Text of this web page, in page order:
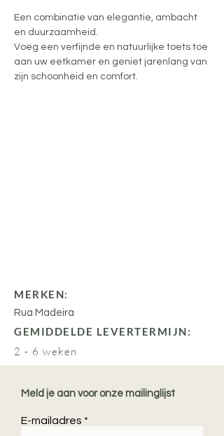
Een combinatie van elegantie, ambacht
en duurzaamheid.
Voeg een verfijnde en natuurlijke toets toe
aan uw eetkamer en geniet jarenlang van
zijn schoonheid en comfort.
MERKEN:
Rua Madeira
GEMIDDELDE LEVERTERMIJN:
2 - 6 weken
Meld je aan voor onze mailinglijst
E-mailadres